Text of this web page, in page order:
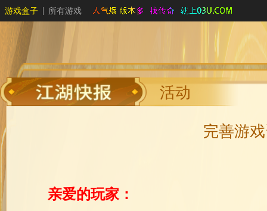
游戏盒子 所有游戏
活动
完善游
亲爱的玩家：